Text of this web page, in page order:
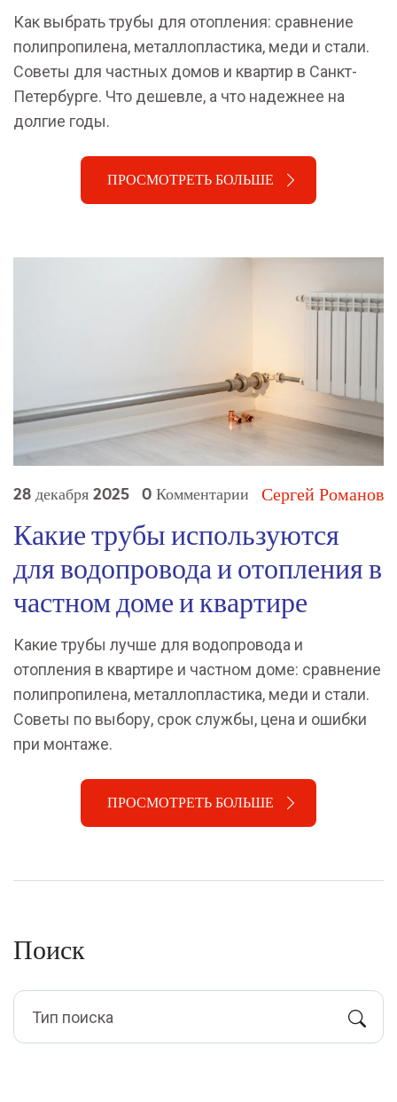
Как выбрать трубы для отопления: сравнение
полипропилена, металлопластика, меди и стали.
Советы для частных домов и квартир в Санкт-
Петербурге. Что дешевле, а что надежнее на
долгие годы.
ПРОСМОТРЕТЬ БОЛЬШЕ
28 декабря 2025 0 Комментарии Сергей Романов
Какие трубы используются
для водопровода и отопления в
частном доме и квартире
Какие трубы лучше для водопровода и
отопления в квартире и частном доме: сравнение
полипропилена, металлопластика, меди и стали.
Советы по выбору, срок службы, цена и ошибки
при монтаже.
ПРОСМОТРЕТЬ БОЛЬШЕ
Поиск